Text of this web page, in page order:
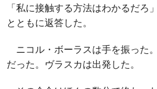
「私に接触する方法はわかるだろ
とともに返答した。
ニコル・ボーラスは手を振った
だった。ヴラスカは出発した。